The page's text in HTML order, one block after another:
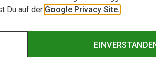
Du auf der Google Privacy Site.